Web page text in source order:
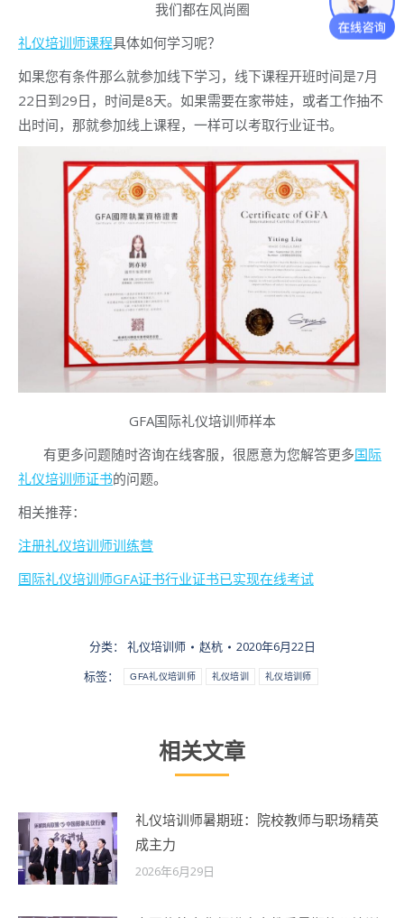
我们都在风尚圈
礼仪培训师课程具体如何学习呢？
如果您有条件那么就参加线下学习，线下课程开班时间是7月
22日到29日，时间是8天。如果需要在家带娃，或者工作抽不
出时间，那就参加线上课程，一样可以考取行业证书。
GFA国际礼仪培训师样本
有更多问题随时咨询在线客服，很愿意为您解答更多国际
礼仪培训师证书的问题。
相关推荐：
注册礼仪培训师训练营
国际礼仪培训师GFA证书行业证书已实现在线考试
分类： 礼仪培训师 赵杭
2020年6月22日
标签：
GFA礼仪培训师 礼仪培训 礼仪培训师
相关文章
礼仪培训师暑期班：院校教师与职场精英
成主力
2026年6月29日